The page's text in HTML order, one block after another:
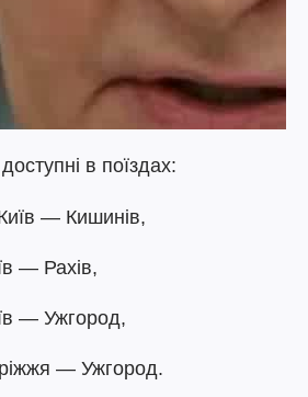
в поїздах:
— Кишинів,
— Рахів,
— Ужгород,
— Ужгород.